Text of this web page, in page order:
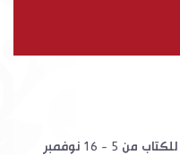
معرض الشارقة الدولي للكتاب من 5 - 16 نوفمبر